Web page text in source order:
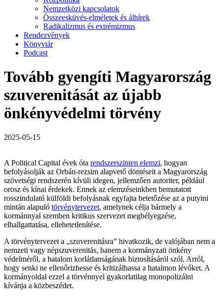
Nemzetközi kapcsolatok
Összeesküvés-elméletek és álhírek
Radikalizmus és extrémizmus
Rendezvények
Könyvtár
Podcast
Tovább gyengíti Magyarország
szuverenitását az újabb
önkényvédelmi törvény
2025-05-15
A Political Capital évek óta rendszerszinten elemzi, hogyan
befolyásolják az Orbán-rezsim alapvető döntéseit a Magyarország
szövetségi rendszerén kívüli idegen, jellemzően autoriter, például
orosz és kínai érdekek. Ennek az elemzéseinkben bemutatott
rosszindulatú külföldi befolyásnak egyfajta betetőzése az a putyini
mintán alapuló törvénytervezet, amelynek célja bármely a
kormánnyal szemben kritikus szervezet megbélyegzése,
elhallgattatása, ellehetetlenítése.
A törvénytervezet a „szuverenitásra” hivatkozik, de valójában nem a
nemzeti vagy népszuverenitás, hanem a kormányzati önkény
védelméről, a hatalom korlátlanságának biztosításáról szól. Arról,
hogy senki ne ellenőrizhesse és kritizálhassa a hatalmon lévőket. A
kormányoldal ezzel a törvénnyel gyakorlatilag monopolizálni
kívánja a közbeszédet.